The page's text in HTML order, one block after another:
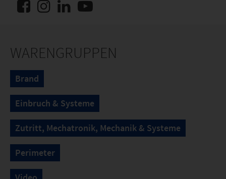
WARENGRUPPEN
Brand
Einbruch & Systeme
Zutritt, Mechatronik, Mechanik & Systeme
Perimeter